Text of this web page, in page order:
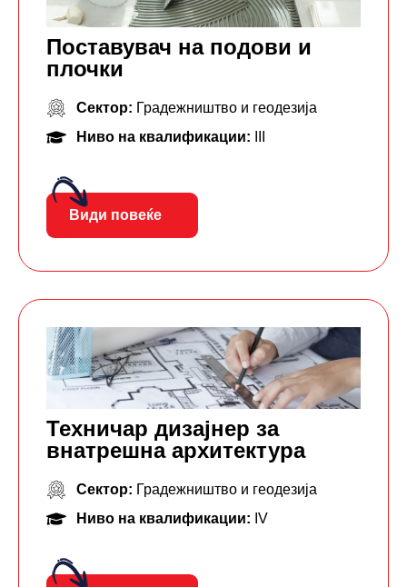
Поставувач на подови и
плочки
Сектор: Градежништво и геодезија
Ниво на квалификации:
Види повеќе
Техничар дизајнер за
внатрешна архитектура
Сектор: Градежништво и геодезија
Ниво на квалификации: IV